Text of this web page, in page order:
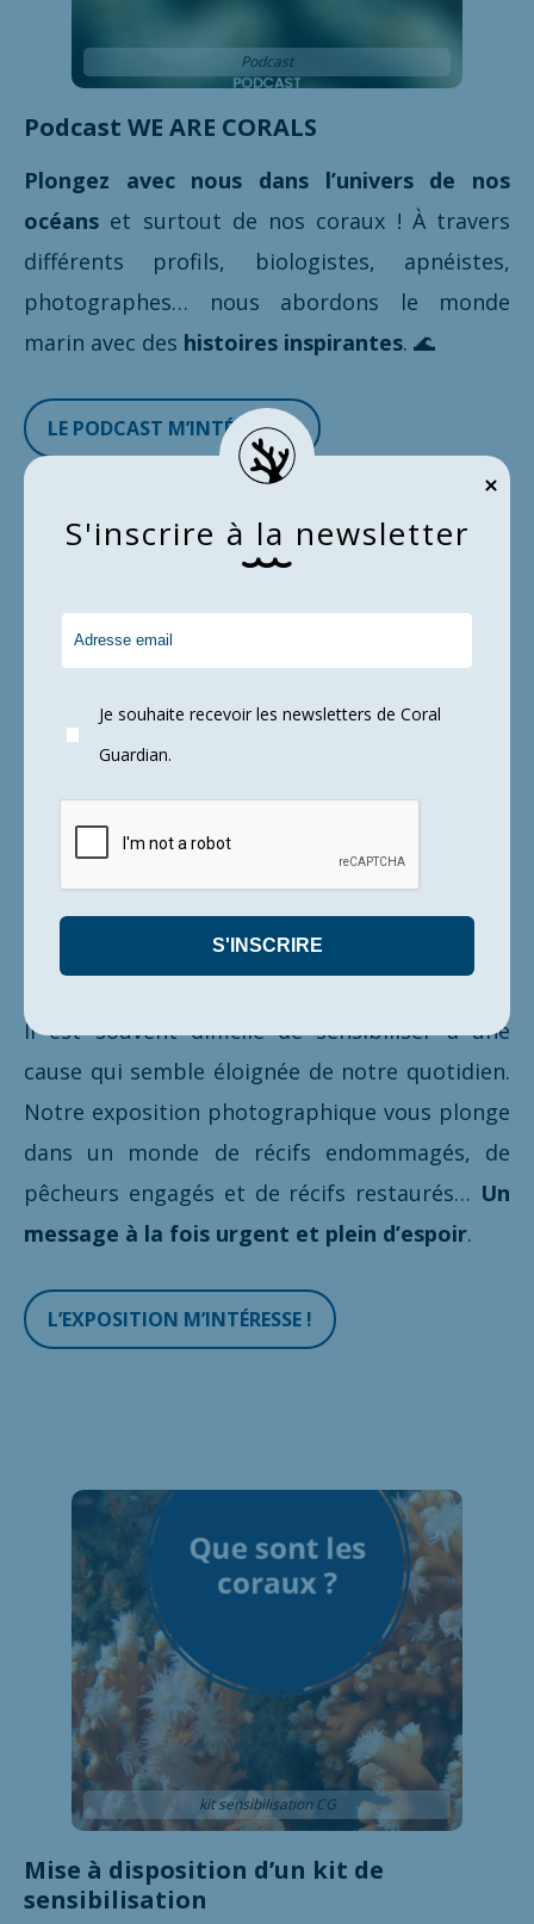
S'inscrire à la newsletter
Je souhaite recevoir les newsletters de Coral
Guardian.
Podcast
Podcast WE ARE CORALS
Plongez avec nous dans l’univers de nos
océans et surtout de nos coraux ! À travers
différents profils, biologistes, apnéistes,
photographes… nous abordons le monde
marin avec des histoires inspirantes. 🌊
LE PODCAST M’INTÉRESSE !
© Océane Conjard
Exposition photographique
Il est souvent difficile de sensibiliser à une
cause qui semble éloignée de notre quotidien.
Notre exposition photographique vous plonge
dans un monde de récifs endommagés, de
pêcheurs engagés et de récifs restaurés… Un
message à la fois urgent et plein d’espoir.
L’EXPOSITION M’INTÉRESSE !
kit sensibilisation CG
Mise à disposition d’un kit de
sensibilisation